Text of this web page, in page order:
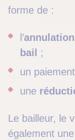
forme de :
l’annulation
bail
;
un
une
Le bailleur, le
également une